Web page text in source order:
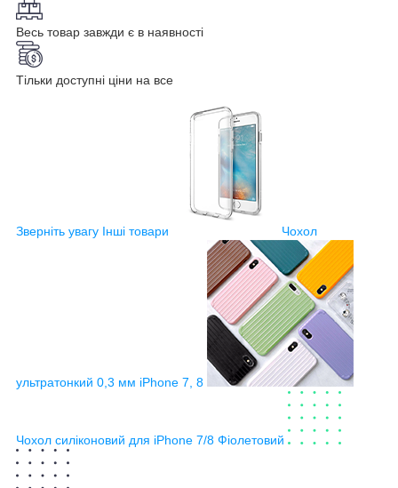
Весь товар завжди є в наявності
Тільки доступні ціни на все
Зверніть увагу Інші товари Чохол
ультратонкий 0,3 мм iPhone 7, 8
Чохол силіконовий для iPhone 7/8 Фіолетовий